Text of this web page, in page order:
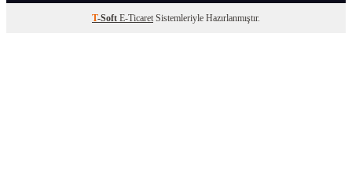
T-Soft E-Ticaret Sistemleriyle Hazırlanmıştır.